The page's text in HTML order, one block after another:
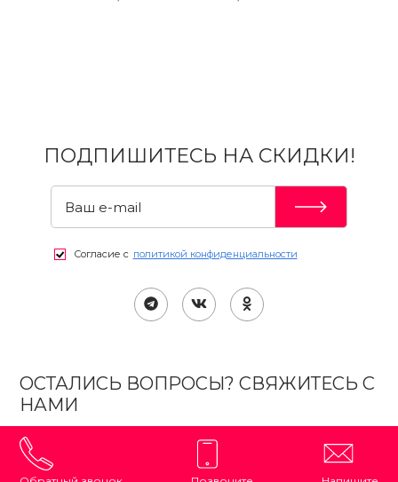
ПОДПИШИТЕСЬ НА СКИДКИ!
Согласие с политикой конфиденциальности
ОСТАЛИСЬ ВОПРОСЫ? СВЯЖИТЕСЬ С
НАМИ